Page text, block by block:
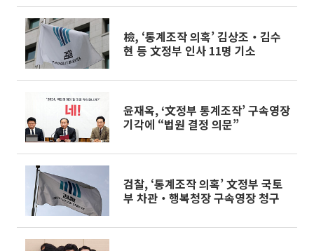
檢, ‘통계조작 의혹’ 김상조‧김수
현 등 文정부 인사 11명 기소
윤재옥, ‘文정부 통계조작’ 구속영장
기각에 “법원 결정 의문”
검찰, ‘통계조작 의혹’ 文정부 국토
부 차관‧행복청장 구속영장 청구